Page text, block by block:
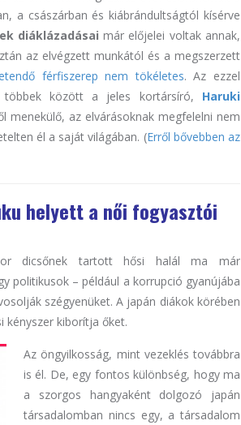
a császárban és kiábrándultságtól kísérve
diáklázadásai már előjelei voltak annak,
az elvégzett munkától és a megszerzett
férfiszerep nem tökéletes. Az ezzel
többek között a jeles kortársíró, Haruki
menekülő, az elvárásoknak megfelelni nem
él a saját világában. (Erről bővebben az
helyett a női fogyasztói
dicsőnek tartott hősi halál ma már
politikusok – például a korrupció gyanújába
szégyenüket. A japán diákok körében
kényszer kiborítja őket.
Az öngyilkosság, mint vezeklés továbbra
is él. De, egy fontos különbség, hogy ma
a szorgos hangyaként dolgozó japán
társadalomban nincs egy, a társadalom